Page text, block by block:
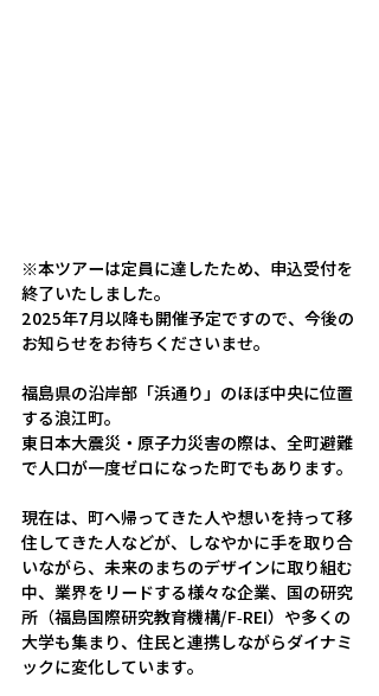
※本ツアーは定員に達したため、申込受付を
終了いたしました。
2025年7月以降も開催予定ですので、今後の
お知らせをお待ちくださいませ。
福島県の沿岸部「浜通り」のほぼ中央に位置
する浪江町。
​東日本大震災・原子力災害の際は、全町避難
で人口が一度ゼロになった町でもあります。​
​現在は、町へ帰ってきた人や想いを持って移
住してきた人などが、しなやかに手を取り合
いながら、未来のまちのデザインに取り組む
中、業界をリードする様々な企業、国の研究
所（福島国際研究教育機構/F-REI）や多くの
大学も集まり、住民と連携しながらダイナミ
ックに変化しています。